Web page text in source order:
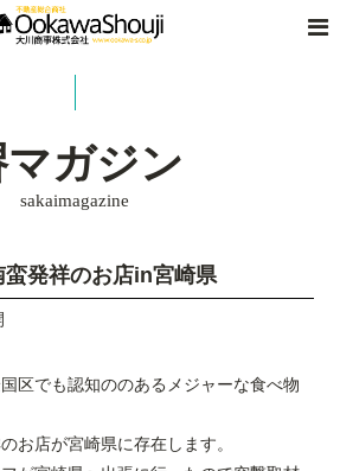
ガジン
sakaimagazine
蛮発祥のお店in宮崎県
区でも認知ののあるメジャーな食べ物
お店が宮崎県に存在します。